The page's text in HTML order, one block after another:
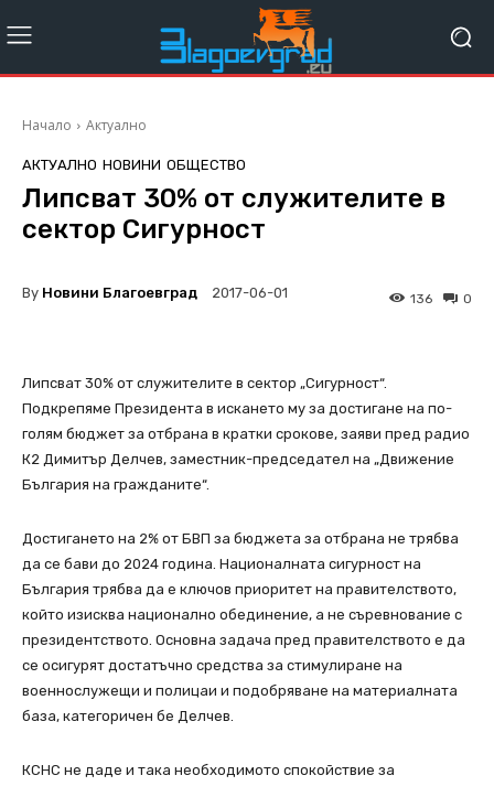
Начало Актуално
АКТУАЛНО НОВИНИ ОБЩЕСТВО
Липсват 30% от служителите в
сектор Сигурност
By Новини Благоевград 2017-06-01 0
136
Липсват 30% от служителите в сектор „Сигурност“.
Подкрепяме Президента в искането му за достигане на по-
голям бюджет за отбрана в кратки срокове, заяви пред радио
К2 Димитър Делчев, заместник-председател на „Движение
България на гражданите“.
Достигането на 2% от БВП за бюджета за отбрана не трябва
да се бави до 2024 година. Националната сигурност на
България трябва да е ключов приоритет на правителството,
който изисква национално обединение, а не съревнование с
президентството. Основна задача пред правителството е да
се осигурят достатъчно средства за стимулиране на
военнослужещи и полицаи и подобряване на материалната
база, категоричен бе Делчев.
КСНС не даде и така необходимото спокойствие за